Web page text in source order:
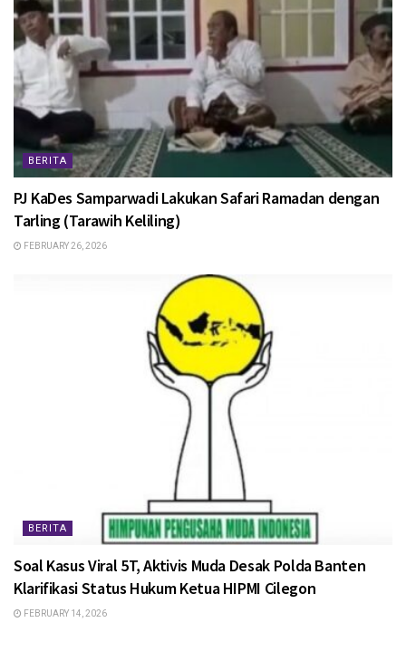
BERITA
PJ KaDes Samparwadi Lakukan Safari Ramadan dengan
Tarling (Tarawih Keliling)
FEBRUARY 26, 2026
BERITA
Soal Kasus Viral 5T, Aktivis Muda Desak Polda Banten
Klarifikasi Status Hukum Ketua HIPMI Cilegon
FEBRUARY 14, 2026